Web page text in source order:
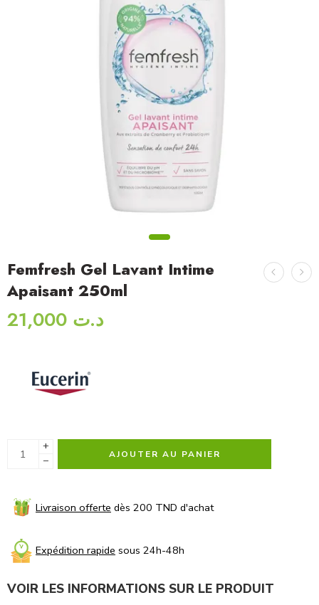
Femfresh Gel Lavant Intime
Apaisant 250ml
د.ت
+
−
AJOUTER AU PANIER
Livraison offerte dès 200 TND d'achat
Expédition rapide sous 24h-48h
VOIR LES INFORMATIONS SUR LE PRODUIT